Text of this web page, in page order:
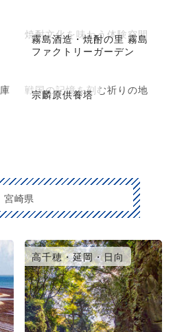
霧島酒造・焼酎の里 霧島
ファクトリーガーデン
焼酎文化を味わう体験空間
宗麟原供養塔
戦国の記憶を刻む祈りの地
宮崎県
高千穂・延岡・日向